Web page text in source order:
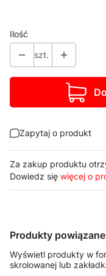
Ilość
szt.
Zapytaj o produkt
Za zakup produktu
Dowiedz się więcej o
Produkty powiązane
Wyświetl produkty w
skrolowanej lub